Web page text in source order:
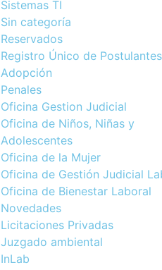
Sistemas TI
Sin categoría
Reservados
Registro Único de
Adopción
Penales
Oficina Gestion Judicial
Oficina de Niños, Niñas y
Adolescentes
Oficina de la Mujer
Oficina de Gestión Judicial
Oficina de Bienestar Laboral
Novedades
Licitaciones Privadas
Juzgado ambiental
InLab